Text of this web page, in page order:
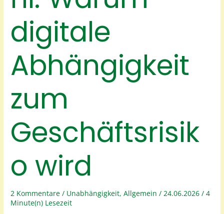
digitale
Abhängigkeit
zum
Geschäftsrisik
o wird
2 Kommentare / Unabhängigkeit,Allgemein / 24.06.2026/4
Minute(n) Lesezeit